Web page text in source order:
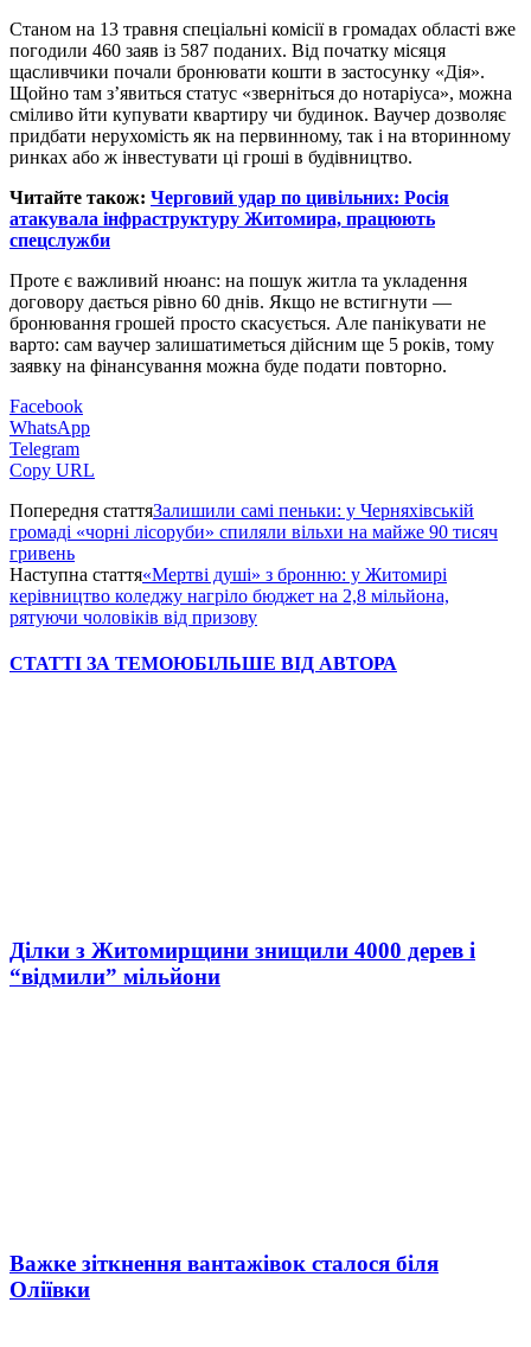
Станом на 13 травня спеціальні комісії в громадах області вже
погодили 460 заяв із 587 поданих. Від початку місяця
щасливчики почали бронювати кошти в застосунку «Дія».
Щойно там з’явиться статус «зверніться до нотаріуса», можна
сміливо йти купувати квартиру чи будинок. Ваучер дозволяє
придбати нерухомість як на первинному, так і на вторинному
ринках або ж інвестувати ці гроші в будівництво.
Читайте також: Черговий удар по цивільних: Росія
атакувала інфраструктуру Житомира, працюють
спецслужби
Проте є важливий нюанс: на пошук житла та укладення
договору дається рівно 60 днів. Якщо не встигнути —
бронювання грошей просто скасується. Але панікувати не
варто: сам ваучер залишатиметься дійсним ще 5 років, тому
заявку на фінансування можна буде подати повторно.
Facebook
WhatsApp
Telegram
Copy URL
Попередня статтяЗалишили самі пеньки: у Черняхівській
громаді «чорні лісоруби» спиляли вільхи на майже 90 тисяч
гривень
Наступна стаття«Мертві душі» з бронню: у Житомирі
керівництво коледжу нагріло бюджет на 2,8 мільйона,
рятуючи чоловіків від призову
СТАТТІ ЗА ТЕМОЮБІЛЬШЕ ВІД АВТОРА
Ділки з Житомирщини знищили 4000 дерев і
“відмили” мільйони
Важке зіткнення вантажівок сталося біля
Оліївки